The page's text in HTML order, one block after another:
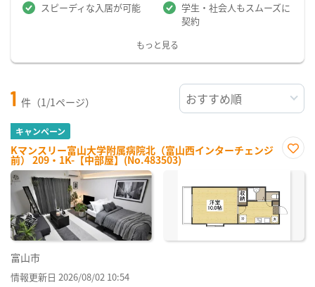
スピーディな入居が可能
学生・社会人もスムーズに
契約
もっと見る
1 件（1/1ページ）
キャンペーン
Kマンスリー富山大学附属病院北（富山西インターチェンジ
前） 209・1K-【中部屋】(No.483503)
に入
富山市
情報更新日 2026/08/02 10:54